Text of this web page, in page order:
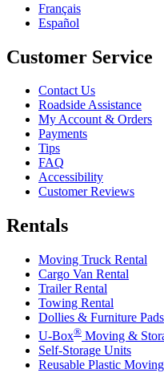
Français
Español
Customer Service
Contact Us
Roadside Assistance
My Account & Orders
Payments
Tips
FAQ
Accessibility
Customer Reviews
Rentals
Moving Truck Rental
Cargo Van Rental
Trailer Rental
Towing Rental
Dollies & Furniture Pads
U-Box® Moving &
Self-Storage Units
Reusable Plastic